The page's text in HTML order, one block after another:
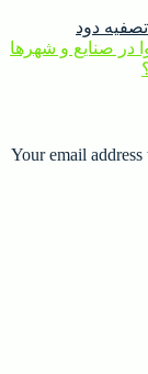
دود
در صنایع و شهرها
Your email